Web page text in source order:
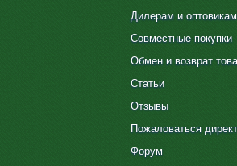
Дилерам и оптовикам
Совместные покупки
Обмен и возврат
Статьи
Отзывы
Пожаловаться
Форум